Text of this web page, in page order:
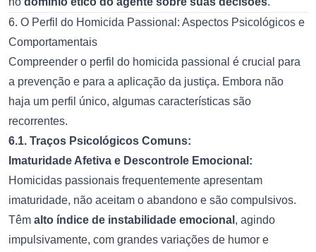
6. O Perfil do Homicida Passional: Aspectos Psicológicos e
Comportamentais
Compreender o perfil do homicida passional é crucial para
a prevenção e para a aplicação da justiça. Embora não
haja um perfil único, algumas características são
recorrentes.
6.1. Traços Psicológicos Comuns:
Imaturidade Afetiva e Descontrole Emocional:
Homicidas passionais frequentemente apresentam
imaturidade, não aceitam o abandono e são compulsivos.
Têm alto índice de instabilidade emocional , agindo
impulsivamente, com grandes variações de humor e